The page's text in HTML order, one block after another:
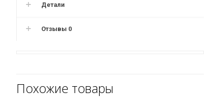
Детали
Отзывы 0
Похожие товары